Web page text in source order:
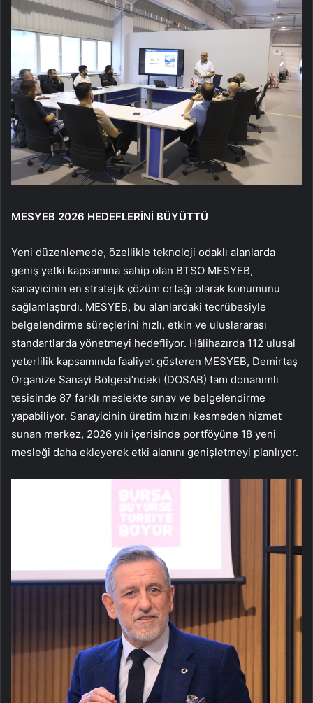
MESYEB 2026 HEDEFLERİNİ BÜYÜTTÜ
Yeni düzenlemede, özellikle teknoloji odaklı alanlarda
geniş yetki kapsamına sahip olan BTSO MESYEB,
sanayicinin en stratejik çözüm ortağı olarak konumunu
sağlamlaştırdı. MESYEB, bu alanlardaki tecrübesiyle
belgelendirme süreçlerini hızlı, etkin ve uluslararası
standartlarda yönetmeyi hedefliyor. Hâlihazırda 112 ulusal
yeterlilik kapsamında faaliyet gösteren MESYEB, Demirtaş
Organize Sanayi Bölgesi’ndeki (DOSAB) tam donanımlı
tesisinde 87 farklı meslekte sınav ve belgelendirme
yapabiliyor. Sanayicinin üretim hızını kesmeden hizmet
sunan merkez, 2026 yılı içerisinde portföyüne 18 yeni
mesleği daha ekleyerek etki alanını genişletmeyi planlıyor.